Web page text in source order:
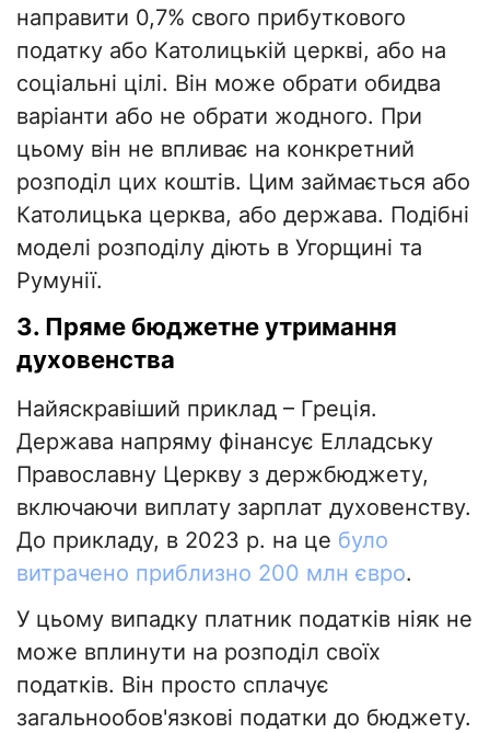
направити 0,7% свого прибуткового
податку або Католицькій церкві, або на
соціальні цілі. Він може обрати обидва
варіанти або не обрати жодного. При
цьому він не впливає на конкретний
розподіл цих коштів. Цим займається або
Католицька церква, або держава. Подібні
моделі розподілу діють в Угорщині та
Румунії.
3. Пряме бюджетне утримання
духовенства
Найяскравіший приклад – Греція.
Держава напряму фінансує Елладську
Православну Церкву з держбюджету,
включаючи виплату зарплат духовенству.
До прикладу, в 2023 р. на це було
витрачено приблизно 200 млн євро.
У цьому випадку платник податків ніяк не
може вплинути на розподіл своїх
податків. Він просто сплачує
загальнообов'язкові податки до бюджету.